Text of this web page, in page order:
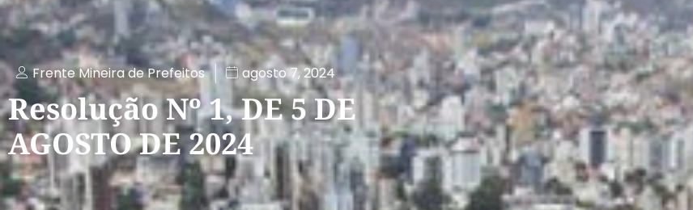
Frente Mineira de Prefeitos agosto 7, 2024
Resolução Nº 1, DE 5 DE
AGOSTO DE 2024